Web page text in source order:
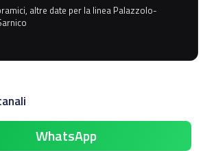
altre date per la linea Palazzolo-
WhatsApp